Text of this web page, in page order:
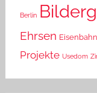
Berlin
Ehrsen Eisenbahn
Projekte Usedom